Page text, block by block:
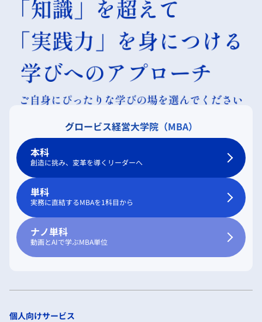
グロービス経営大学院（MBA）
本科
創造に挑み、変革を導くリーダーへ
単科
実務に直結するMBAを1科目から
ナノ単科
動画とAIで学ぶMBA単位
個人向けサービス